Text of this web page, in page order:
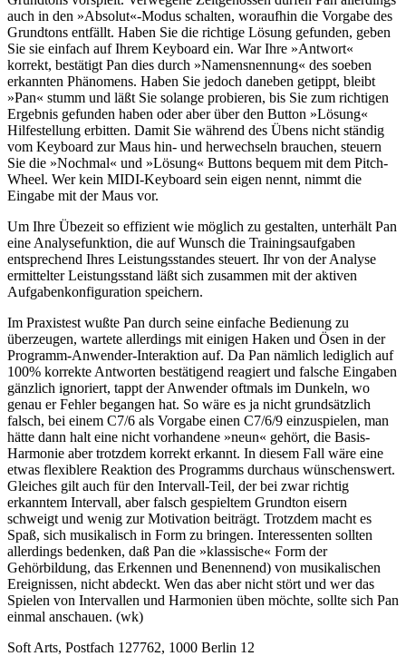
auch in den »Absolut«-Modus schalten, woraufhin die Vorgabe des
Grundtons entfällt. Haben Sie die richtige Lösung gefunden, geben
Sie sie einfach auf Ihrem Keyboard ein. War Ihre »Antwort«
korrekt, bestätigt Pan dies durch »Namensnennung« des soeben
erkannten Phänomens. Haben Sie jedoch daneben getippt, bleibt
»Pan« stumm und läßt Sie solange probieren, bis Sie zum richtigen
Ergebnis gefunden haben oder aber über den Button »Lösung«
Hilfestellung erbitten. Damit Sie während des Übens nicht ständig
vom Keyboard zur Maus hin- und herwechseln brauchen, steuern
Sie die »Nochmal« und »Lösung« Buttons bequem mit dem Pitch-
Wheel. Wer kein MIDI-Keyboard sein eigen nennt, nimmt die
Eingabe mit der Maus vor.
Um Ihre Übezeit so effizient wie möglich zu gestalten, unterhält Pan
eine Analysefunktion, die auf Wunsch die Trainingsaufgaben
entsprechend Ihres Leistungsstandes steuert. Ihr von der Analyse
ermittelter Leistungsstand läßt sich zusammen mit der aktiven
Aufgabenkonfiguration speichern.
Im Praxistest wußte Pan durch seine einfache Bedienung zu
überzeugen, wartete allerdings mit einigen Haken und Ösen in der
Programm-Anwender-Interaktion auf. Da Pan nämlich lediglich auf
100% korrekte Antworten bestätigend reagiert und falsche Eingaben
gänzlich ignoriert, tappt der Anwender oftmals im Dunkeln, wo
genau er Fehler begangen hat. So wäre es ja nicht grundsätzlich
falsch, bei einem C7/6 als Vorgabe einen C7/6/9 einzuspielen, man
hätte dann halt eine nicht vorhandene »neun« gehört, die Basis-
Harmonie aber trotzdem korrekt erkannt. In diesem Fall wäre eine
etwas flexiblere Reaktion des Programms durchaus wünschenswert.
Gleiches gilt auch für den Intervall-Teil, der bei zwar richtig
erkanntem Intervall, aber falsch gespieltem Grundton eisern
schweigt und wenig zur Motivation beiträgt. Trotzdem macht es
Spaß, sich musikalisch in Form zu bringen. Interessenten sollten
allerdings bedenken, daß Pan die »klassische« Form der
Gehörbildung, das Erkennen und Benennend) von musikalischen
Ereignissen, nicht abdeckt. Wen das aber nicht stört und wer das
Spielen von Intervallen und Harmonien üben möchte, sollte sich Pan
einmal anschauen. (wk)
Soft Arts, Postfach 127762, 1000 Berlin 12